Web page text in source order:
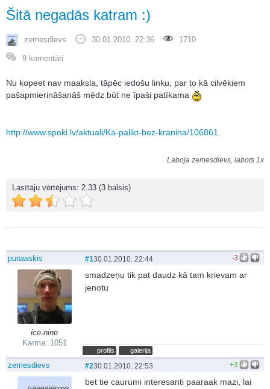
Šitā negadās katram :)
zemesdievs 30.01.2010. 22:36 1710
9 komentāri
Nu kopeet nav maaksla, tāpēc iedošu linku, par to kā cilvēkiem
pašapmierināšanāš mēdz būt ne īpaši patīkama
http://www.spoki.lv/aktuali/Ka-palikt-bez-kranina/106861
Laboja zemesdievs, labots 1x
Lasītāju vērtējums: 2.33 (3 balsis)
purawskis
ice-nine
Karma: 1051
-3
#130.01.2010. 22:44
smadzeņu tik pat daudz kā tam krievam ar
jenotu
profils galerija
zemesdievs +3
#230.01.2010. 22:53
bet tie caurumi interesanti paaraak mazi, lai